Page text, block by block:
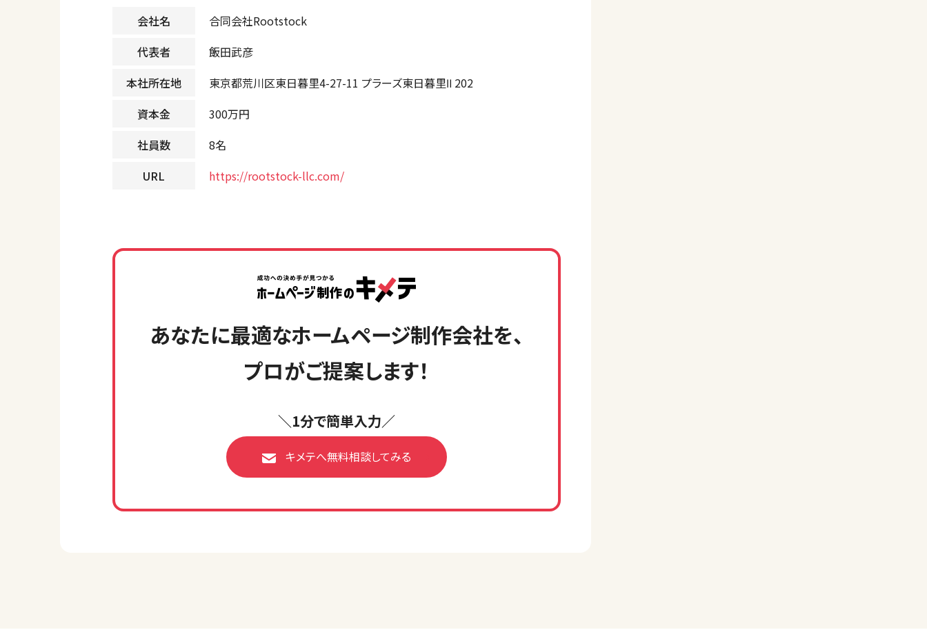
会社名
合同会社Rootstock
代表者
飯田武彦
本社所在地
東京都荒川区東日暮里4-27-11 プラーズ東日暮里Ⅱ 202
資本金
300万円
社員数
8名
URL
https://rootstock-llc.com/
あなたに最適なホームページ制作会社を、
プロがご提案します！
＼1分で簡単入力／
キメテへ無料相談してみる